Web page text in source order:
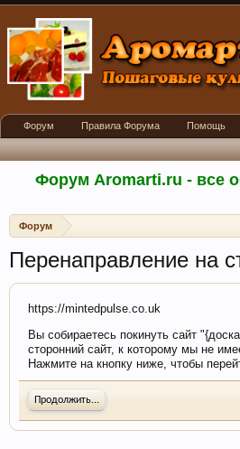
Форум Aromarti.ru - все
Форум
Перенаправление на
https://mintedpulse.co.uk
Вы собираетесь покинуть сайт
сторонний сайт, к которому мы не
Нажмите на кнопку ниже, чтобы
Продолжить...
Форум Правила Форума Помощь